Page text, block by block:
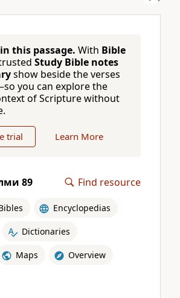
this passage. With Bible
Study Bible notes
show beside the verses
you can explore the
of Scripture without
trial Learn More
89 Find resource
Encyclopedias
Dictionaries
Maps Overview